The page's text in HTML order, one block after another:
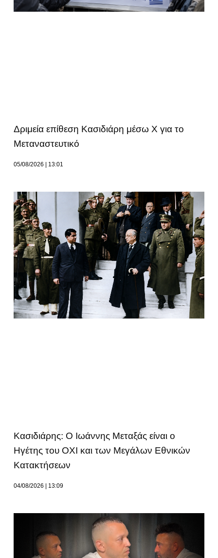
Δριμεία επίθεση Κασιδιάρη μέσω Χ για το
Μεταναστευτικό
05/08/2026 13:01
Κασιδιάρης: Ο Ιωάννης Μεταξάς είναι ο
Ηγέτης του ΟΧΙ και των Μεγάλων Εθνικών
Κατακτήσεων
04/08/2026 13:09